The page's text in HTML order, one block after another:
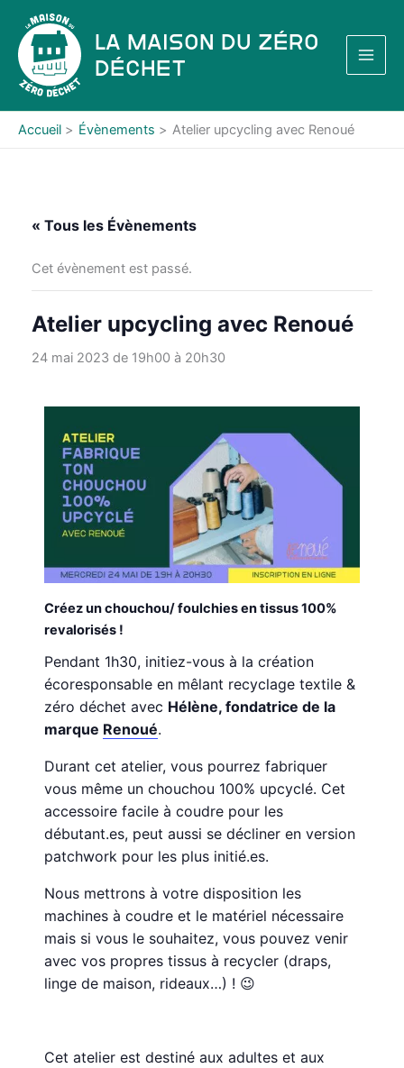
contenu
La Maison du Zéro
Déchet
Accueil Évènements Atelier upcycling avec Renoué
« Tous les Évènements
Cet évènement est passé.
Atelier upcycling avec Renoué
24 mai 2023 de 19h00à 20h30
Créez un chouchou/ foulchies en tissus100%
revalorisés !
Pendant 1h30, initiez-vous à la création
écoresponsable en mêlant recyclage textile &
zéro déchet avec Hélène, fondatrice de la
marque Renoué.
Durant cet atelier, vous pourrez fabriquer
vous même un chouchou 100% upcyclé. Cet
accessoire facile à coudre pour les
débutant.es, peut aussi se décliner en version
patchwork pour les plus initié.es.
Nous mettrons à votre disposition les
machines à coudre et le matériel nécessaire
mais si vous le souhaitez, vous pouvez venir
avec vos propres tissus à recycler (draps,
linge de maison, rideaux…) ! 😉
Cet atelier est destiné aux adultes et aux